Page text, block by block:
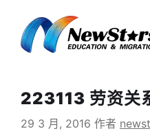
223113 劳资关
29 3 月, 2016 作者